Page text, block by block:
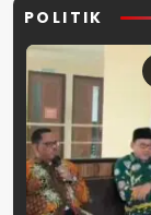
POLITIK